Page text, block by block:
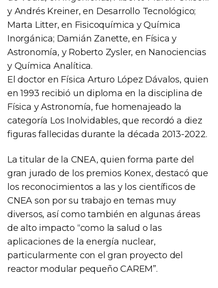
y Andrés Kreiner, en Desarrollo Tecnológico;
Marta Litter, en Fisicoquímica y Química
Inorgánica; Damián Zanette, en Física y
Astronomía, y Roberto Zysler, en Nanociencias
y Química Analítica.
El doctor en Física Arturo López Dávalos, quien
en 1993 recibió un diploma en la disciplina de
Física y Astronomía, fue homenajeado la
categoría Los Inolvidables, que recordó a diez
figuras fallecidas durante la década 2013-2022.
La titular de la CNEA, quien forma parte del
gran jurado de los premios Konex, destacó que
los reconocimientos a las y los científicos de
CNEA son por su trabajo en temas muy
diversos, así como también en algunas áreas
de alto impacto “como la salud o las
aplicaciones de la energía nuclear,
particularmente con el gran proyecto del
reactor modular pequeño CAREM”.